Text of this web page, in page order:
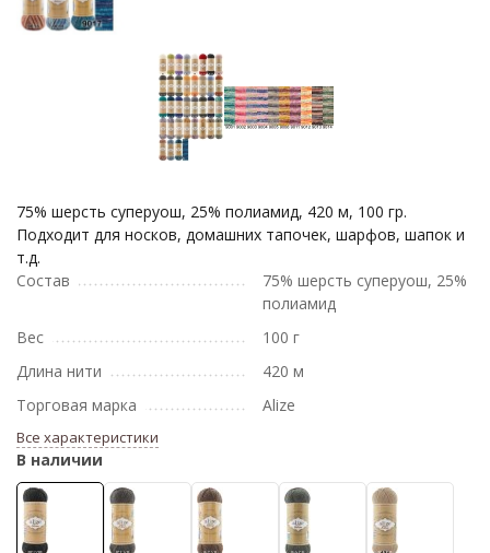
75% шерсть суперуош, 25% полиамид, 420 м, 100 гр.
Подходит для носков, домашних тапочек, шарфов, шапок и
т.д.
Состав
75% шерсть суперуош, 25%
полиамид
Вес
100 г
Длина нити
420 м
Торговая марка
Alize
Все характеристики
В наличии